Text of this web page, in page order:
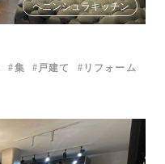
ペニンシュラキッチン
集 戸建て
リフォーム